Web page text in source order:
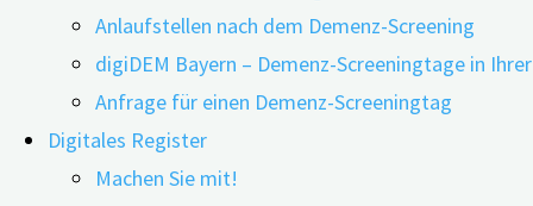
Anlaufstellen nach dem Demenz-Screening
digiDEM Bayern – Demenz-Screeningtage in
Anfrage für einen Demenz-Screeningtag
Digitales Register
Machen Sie mit!